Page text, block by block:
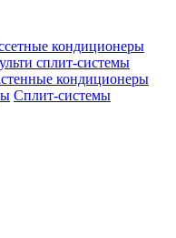
кондиционеры
сплит-системы
кондиционеры
Сплит-системы